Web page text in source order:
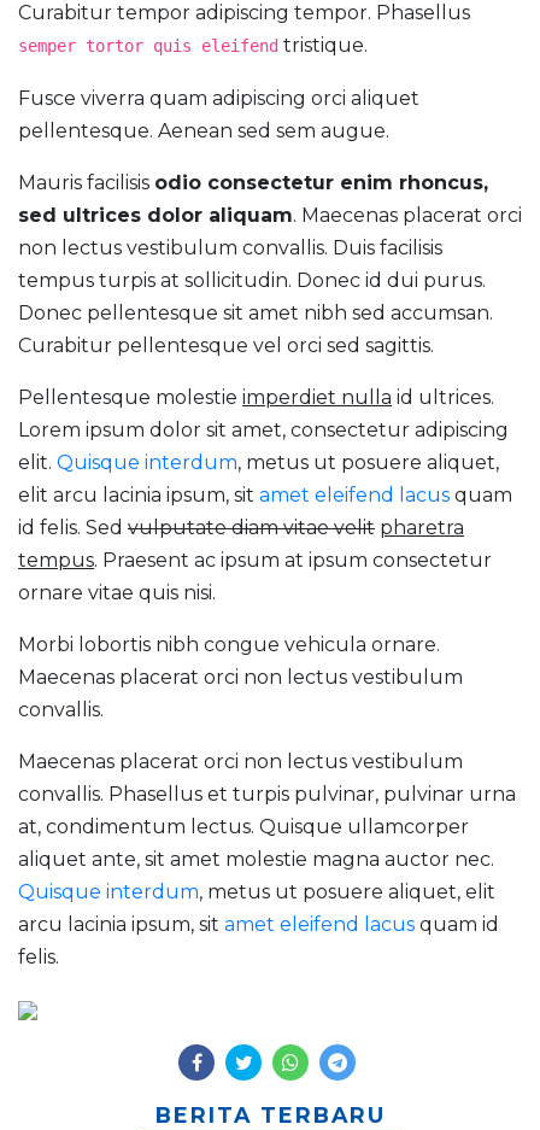
Curabitur tempor adipiscing tempor. Phasellus
semper tortor quis eleifend tristique.
Fusce viverra quam adipiscing orci aliquet
pellentesque. Aenean sed sem augue.
Mauris facilisis odio consectetur enim rhoncus,
sed ultrices dolor aliquam. Maecenas placerat orci
non lectus vestibulum convallis. Duis facilisis
tempus turpis at sollicitudin. Donec id dui purus.
Donec pellentesque sit amet nibh sed accumsan.
Curabitur pellentesque vel orci sed sagittis.
Pellentesque molestie imperdiet nulla id ultrices.
Lorem ipsum dolor sit amet, consectetur adipiscing
elit. Quisque interdum, metus ut posuere aliquet,
elit arcu lacinia ipsum, sit amet eleifend lacus quam
id felis. Sed vulputate diam vitae velit pharetra
tempus. Praesent ac ipsum at ipsum consectetur
ornare vitae quis nisi.
Morbi lobortis nibh congue vehicula ornare.
Maecenas placerat orci non lectus vestibulum
convallis.
Maecenas placerat orci non lectus vestibulum
convallis. Phasellus et turpis pulvinar, pulvinar urna
at, condimentum lectus. Quisque ullamcorper
aliquet ante, sit amet molestie magna auctor nec.
Quisque interdum, metus ut posuere aliquet, elit
arcu lacinia ipsum, sit amet eleifend lacus quam id
felis.
BERITA TERBARU